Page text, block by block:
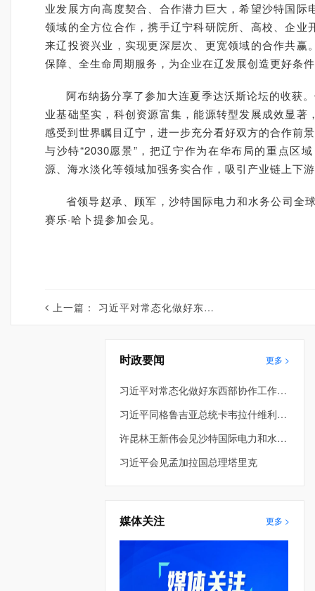
业发展方向高度契合、合作潜力巨大，希望沙特国
领域的全方位合作，携手辽宁科研院所、高校、企
来辽投资兴业，实现更深层次、更宽领域的合作共
保障、全生命周期服务，为企业在辽发展创造更好条
阿布纳扬分享了参加大连夏季达沃斯论坛的收获
业基础坚实，科创资源富集，能源转型发展成效显
感受到世界瞩目辽宁，进一步充分看好双方的合作前
与沙特“2030愿景”，把辽宁作为在华布局的重点区
源、海水淡化等领域加强务实合作，吸引产业链上下
省领导赵承、顾军，沙特国际电力和水务公司全
赛乐·哈卜提参加会见。
上一篇： 习近平对常态化做好东西部协作工作作出重要指示
时政要闻 更多 >
习近平对常态化做好东西部协作工作作出重要指示
习近平同格鲁吉亚总统卡韦拉什维利就中格建交34周年互致贺电并共同宣布将双边关系提升为全面战略伙伴关系
许昆林王新伟会见沙特国际电力和水务公司董事长穆罕默德·阿布纳扬
习近平会见孟加拉国总理塔里克
媒体关注 更多 >